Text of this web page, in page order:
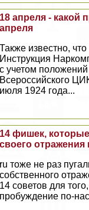
18 апреля - какой
апреля
Также известно,
Инструкция
с учетом
Всероссийского
июля 1924 года...
14 фишек,
своего отражения
ru тоже не раз
собственного
14 советов для
пробуждение по-